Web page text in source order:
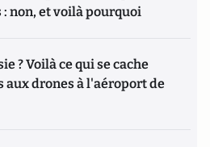
non, et voilà pourquoi
? Voilà ce qui se cache
aux drones à l'aéroport de